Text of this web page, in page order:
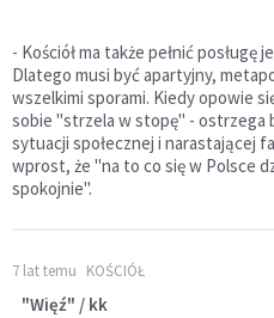
- Kościół ma także pełnić posługę
Dlatego musi być apartyjny,
wszelkimi sporami. Kiedy opowie
sobie "strzela w stopę" - ostrzega
sytuacji społecznej i narastającej
wprost, że "na to co się w Polsce
spokojnie".
7 lat temu KOŚCIÓŁ
"Więź" / kk